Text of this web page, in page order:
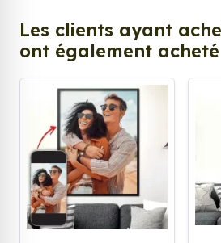
Les clients ayant
ont également acheté